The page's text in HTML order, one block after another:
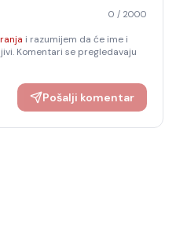
0 / 2000
i razumijem da će ime i
Komentari se pregledavaju
Pošalji komentar